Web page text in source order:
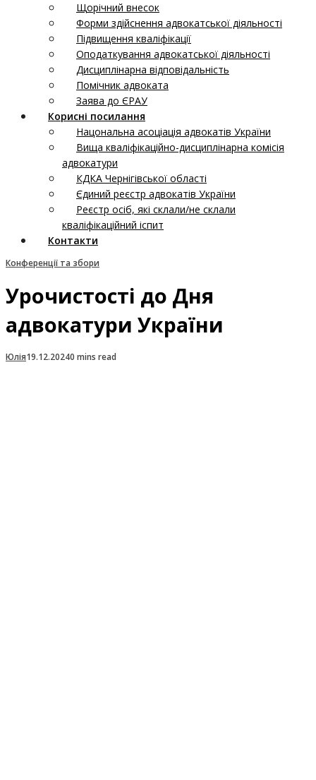
Щорічний внесок
Форми здійснення адвокатської діяльності
Підвищення кваліфікації
Оподаткування адвокатської діяльності
Дисциплінарна відповідальність
Помічник адвоката
Заява до ЄРАУ
Корисні посилання
Нацональна асоціація адвокатів України
Вища кваліфікаційно-дисциплінарна комісія
адвокатури
КДКА Чернігівської області
Єдиний реєстр адвокатів України
Реєстр осіб, які склали/не склали
кваліфікаційний іспит
Контакти
Конференції та збори
Урочистості до Дня
адвокатури України
Юлія19.12.20240 mins read